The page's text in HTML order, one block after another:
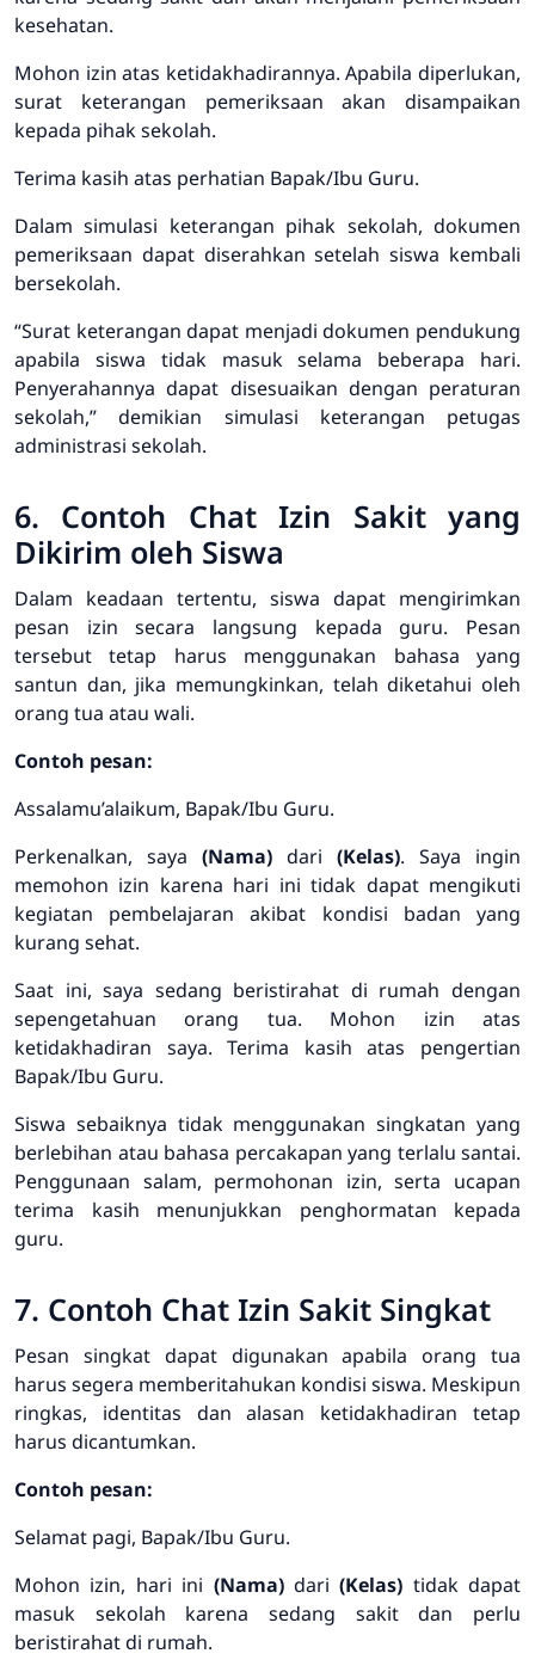
kesehatan.
Mohon izin atas ketidakhadirannya. Apabila diperlukan,
surat keterangan pemeriksaan akan disampaikan
kepada pihak sekolah.
Terima kasih atas perhatian Bapak/Ibu Guru.
Dalam simulasi keterangan pihak sekolah, dokumen
pemeriksaan dapat diserahkan setelah siswa kembali
bersekolah.
“Surat keterangan dapat menjadi dokumen pendukung
apabila siswa tidak masuk selama beberapa hari.
Penyerahannya dapat disesuaikan dengan peraturan
sekolah,” demikian simulasi keterangan petugas
administrasi sekolah.
6. Contoh Chat Izin Sakit yang
Dikirim oleh Siswa
Dalam keadaan tertentu, siswa dapat mengirimkan
pesan izin secara langsung kepada guru. Pesan
tersebut tetap harus menggunakan bahasa yang
santun dan, jika memungkinkan, telah diketahui oleh
orang tua atau wali.
Contoh pesan:
Assalamu’alaikum, Bapak/Ibu Guru.
Perkenalkan, saya (Nama) dari (Kelas). Saya ingin
memohon izin karena hari ini tidak dapat mengikuti
kegiatan pembelajaran akibat kondisi badan yang
kurang sehat.
Saat ini, saya sedang beristirahat di rumah dengan
sepengetahuan orang tua. Mohon izin atas
ketidakhadiran saya. Terima kasih atas pengertian
Bapak/Ibu Guru.
Siswa sebaiknya tidak menggunakan singkatan yang
berlebihan atau bahasa percakapan yang terlalu santai.
Penggunaan salam, permohonan izin, serta ucapan
terima kasih menunjukkan penghormatan kepada
guru.
7. Contoh Chat Izin Sakit Singkat
Pesan singkat dapat digunakan apabila orang tua
harus segera memberitahukan kondisi siswa. Meskipun
ringkas, identitas dan alasan ketidakhadiran tetap
harus dicantumkan.
Contoh pesan:
Selamat pagi, Bapak/Ibu Guru.
Mohon izin, hari ini (Nama)dari(Kelas) tidak dapat
masuk sekolah karena sedang sakit dan perlu
beristirahat di rumah.